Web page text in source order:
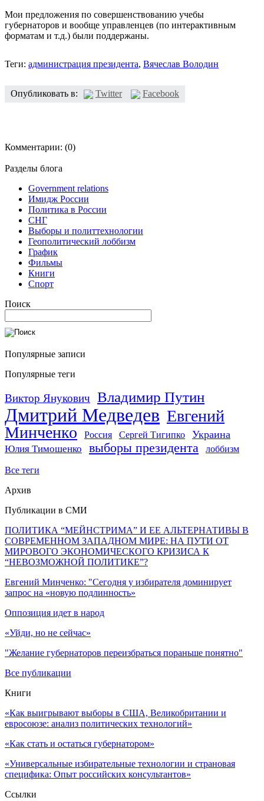
Мои предложения по совершенствованию учебы
губернаторов и вообще управленцев (по интерактивным
форматам и т.д.) были поддержаны.
Теги: администрация президента, Вячеслав Володин
Опубликовать в: Twitter Facebook
Комментарии: (0)
Разделы блога
Government relations
Имидж России
Политика в России
СНГ
Выборы и политтехнологии
Геополитический лоббизм
График
Фильмы
Книги
Спорт
Поиск
Популярные записи
Популярные теги
Виктор Янукович Владимир Путин
Дмитрий Медведев Евгений
Минченко
Россия Сергей Тигипко Украина
Юлия Тимошенко выборы президента лоббизм
Все теги
Архив
Публикации в СМИ
ПОЛИТИКА “МЕЙНСТРИМА” И ЕЕ АЛЬТЕРНАТИВЫ В
СОВРЕМЕННОМ ЗАПАДНОМ МИРЕ: НА ПУТИ ОТ
МИРОВОГО ЭКОНОМИЧЕСКОГО КРИЗИСА К
“НЕВОЗМОЖНОЙ ПОЛИТИКЕ”?
Евгений Минченко: "Сегодня у избирателя доминирует
запрос на «новую подлинность»
Оппозиция идет в народ
«Уйди, но не сейчас»
"Желание губернаторов переизбраться пораньше понятно"
Все публикации
Книги
«Как выигрывают выборы в США, Великобритании и
евросоюзе: анализ политических технологий»
«Как стать и остаться губернатором»
«Универсальные избирательные технологии и страновая
специфика: Опыт российских консультантов»
Ссылки